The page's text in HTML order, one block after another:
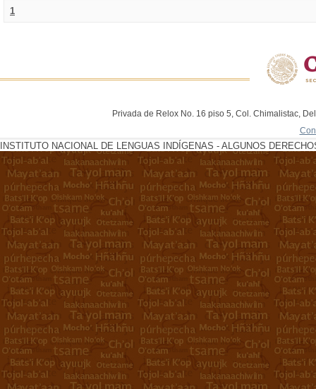
1
Privada de Relox No. 16 piso 5, Col. Chimalistac,
INSTITUTO NACIONAL DE LENGUAS INDÍGENAS - ALGUNOS